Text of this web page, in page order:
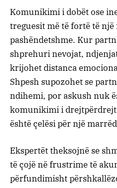
Komunikimi i dobët ose
treguesit më të fortë të
pashëndetshme. Kur
shprehuri nevojat,
krijohet distanca
Shpesh supozohet se
ndihemi, por askush nuk
komunikimi i
është çelësi për një
Ekspertët theksojnë se
të çojë në frustrime të
përfundimisht